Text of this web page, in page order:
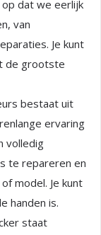
dat we eerlijk
van
Je kunt
de grootste
bestaat uit
ervaring
volledig
te repareren en
model. Je kunt
handen is.
staat